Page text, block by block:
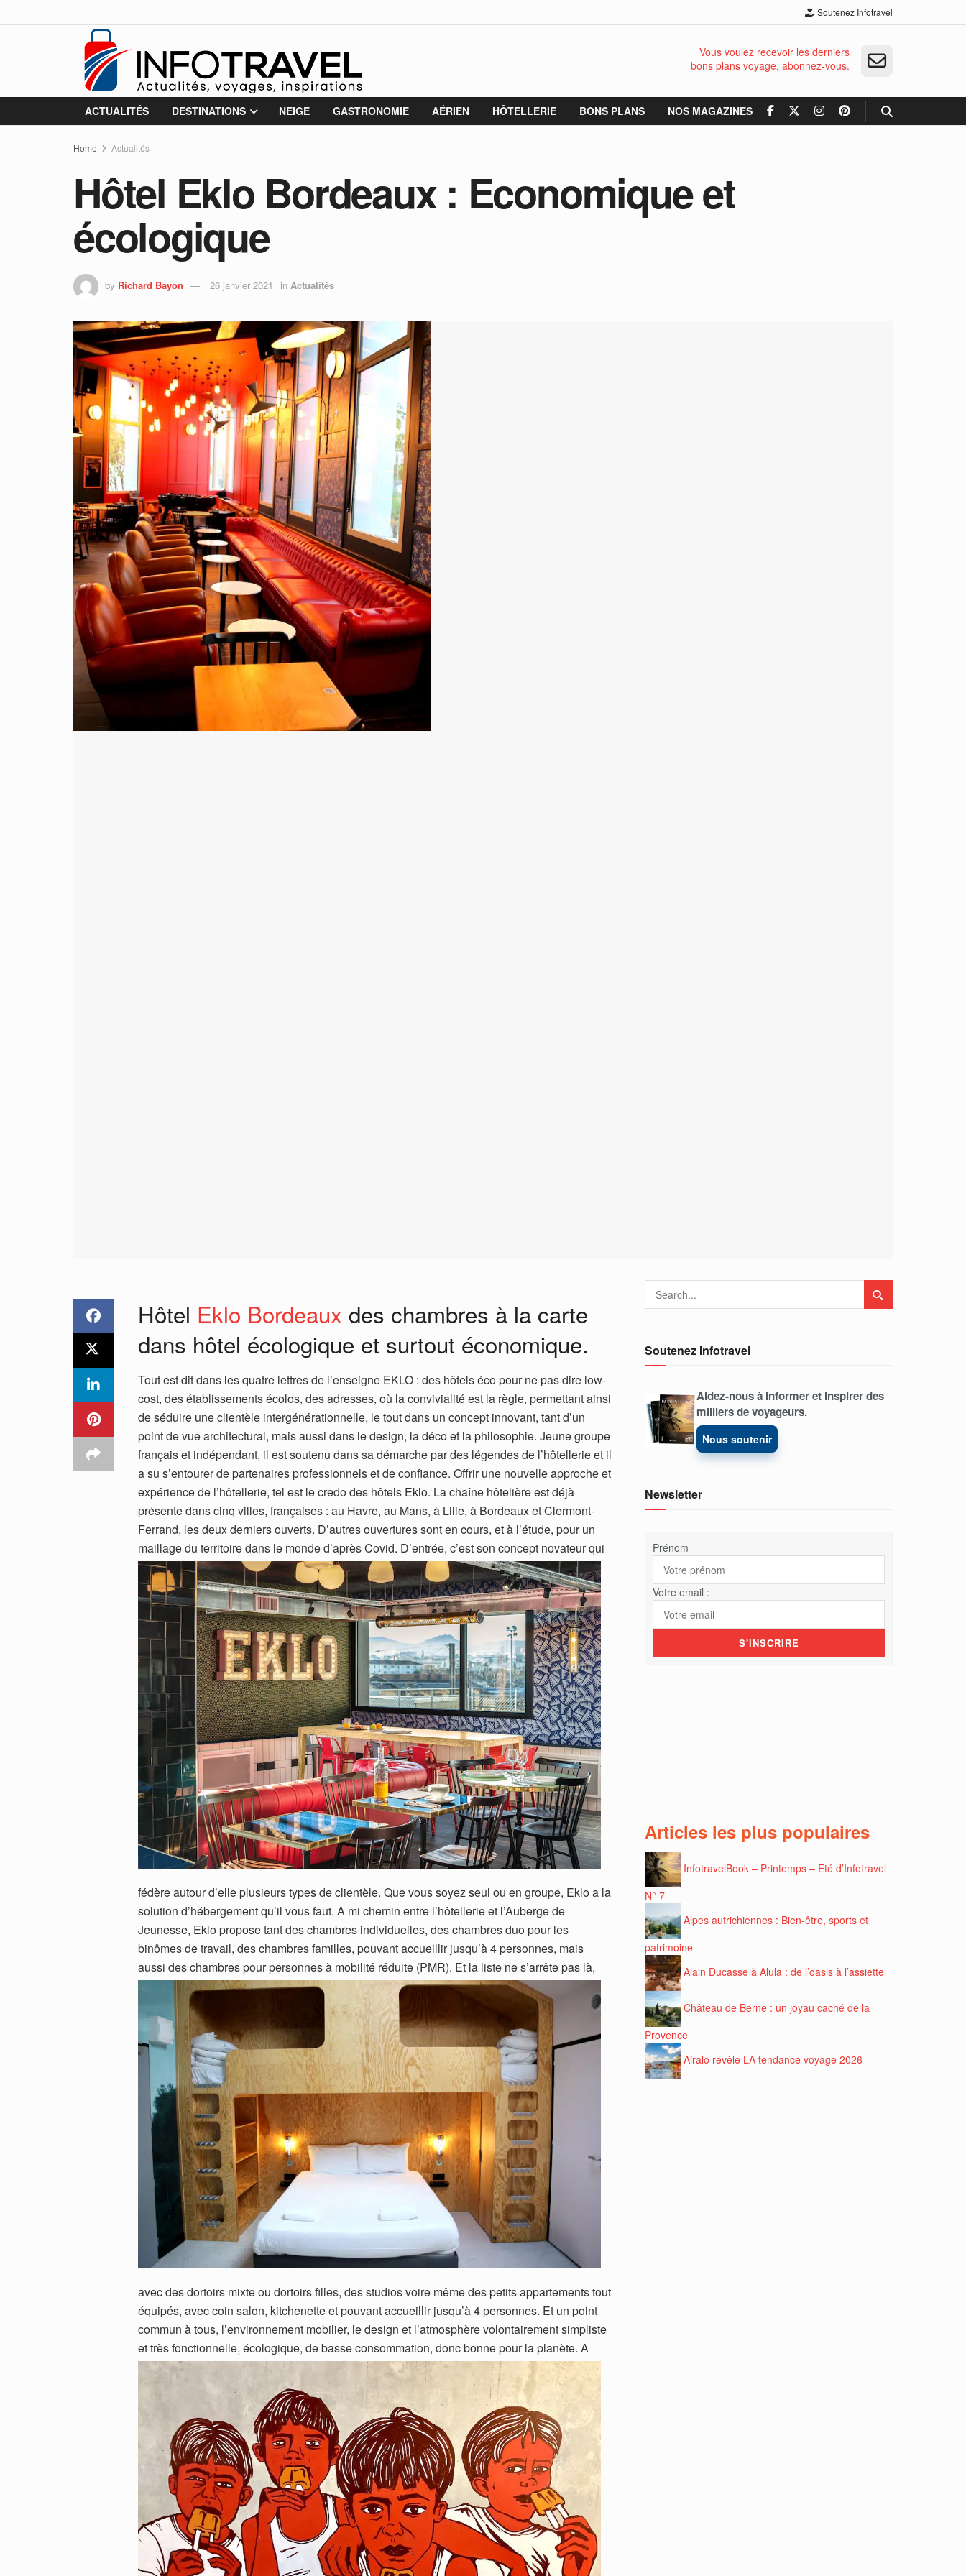
Soutenez Infotravel
Vous voulez recevoir les derniers
bons plans voyage, abonnez-vous.
ACTUALITÉS DESTINATIONS NEIGE GASTRONOMIE AÉRIEN HÔTELLERIE BONS PLANS NOS MAGAZINES
Home Actualités
Hôtel Eklo Bordeaux : Economique et
écologique
by Richard Bayon 26 janvier 2021 in Actualités
Hôtel Eklo Bordeaux des chambres à la carte
dans hôtel écologique et surtout économique.
Tout est dit dans les quatre lettres de l’enseigne EKLO : des hôtels éco pour ne pas dire low-
cost, des établissements écolos, des adresses, où la convivialité est la règle, permettant ainsi
de séduire une clientèle intergénérationnelle, le tout dans un concept innovant, tant d’un
point de vue architectural, mais aussi dans le design, la déco et la philosophie. Jeune groupe
français et indépendant, il est soutenu dans sa démarche par des légendes de l’hôtellerie et il
a su s’entourer de partenaires professionnels et de confiance. Offrir une nouvelle approche et
expérience de l’hôtellerie, tel est le credo des hôtels Eklo. La chaîne hôtelière est déjà
présente dans cinq villes, françaises : au Havre, au Mans, à Lille, à Bordeaux et Clermont-
Ferrand, les deux derniers ouverts. D’autres ouvertures sont en cours, et à l’étude, pour un
maillage du territoire dans le monde d’après Covid. D’entrée, c’est son concept novateur qui
fédère autour d’elle plusieurs types de clientèle. Que vous soyez seul ou en groupe, Eklo a la
solution d’hébergement qu’il vous faut. A mi chemin entre l’hôtellerie et l’Auberge de
Jeunesse, Eklo propose tant des chambres individuelles, des chambres duo pour les
binômes de travail, des chambres familles, pouvant accueillir jusqu’à 4 personnes, mais
aussi des chambres pour personnes à mobilité réduite (PMR). Et la liste ne s’arrête pas là,
avec des dortoirs mixte ou dortoirs filles, des studios voire même des petits appartements tout
équipés, avec coin salon, kitchenette et pouvant accueillir jusqu’à 4 personnes. Et un point
commun à tous, l’environnement mobilier, le design et l’atmosphère volontairement simpliste
et très fonctionnelle, écologique, de basse consommation, donc bonne pour la planète. A
Soutenez Infotravel
Aidez-nous à informer et inspirer des
milliers de voyageurs.
Nous soutenir
Newsletter
Prénom
Votre email :
Articles les plus populaires
InfotravelBook – Printemps – Eté d’Infotravel
N° 7
Alpes autrichiennes : Bien-être, sports et
patrimoine
Alain Ducasse à Alula : de l’oasis à l’assiette
Château de Berne : un joyau caché de la
Provence
Airalo révèle LA tendance voyage 2026